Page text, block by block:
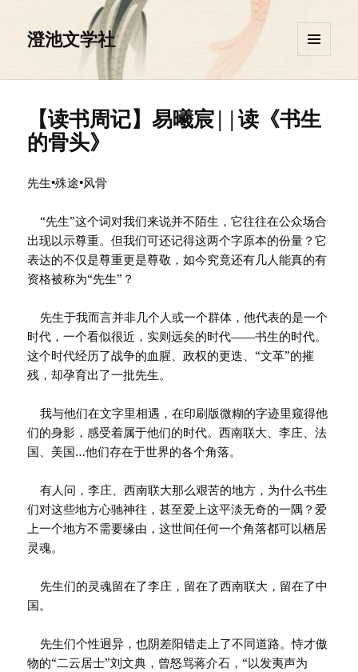
澄池文学社
挂件
【读书周记】易曦宸||读《书生
的骨头》
先生•殊途•风骨
“先生”这个词对我们来说并不陌生，它往往在公众场合
出现以示尊重。但我们可还记得这两个字原本的份量？它
表达的不仅是尊重更是尊敬，如今究竟还有几人能真的有
资格被称为“先生”？
先生于我而言并非几个人或一个群体，他代表的是一个
时代，一个看似很近，实则远矣的时代——书生的时代。
这个时代经历了战争的血腥、政权的更迭、“文革”的摧
残，却孕育出了一批先生。
我与他们在文字里相遇，在印刷版微糊的字迹里窥得他
们的身影，感受着属于他们的时代。西南联大、李庄、法
国、美国…他们存在于世界的各个角落。
有人问，李庄、西南联大那么艰苦的地方，为什么书生
们对这些地方心驰神往，甚至爱上这平淡无奇的一隅？爱
上一个地方不需要缘由，这世间任何一个角落都可以栖居
灵魂。
先生们的灵魂留在了李庄，留在了西南联大，留在了中
国。
先生们个性迥异，也阴差阳错走上了不同道路。恃才傲
物的“二云居士”刘文典，曾怒骂蒋介石，“以发夷声为